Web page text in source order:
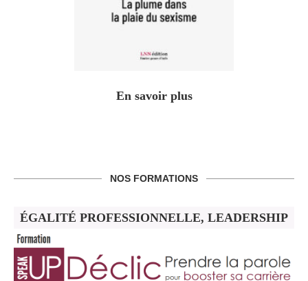
En savoir plus
NOS FORMATIONS
ÉGALITÉ PROFESSIONNELLE, LEADERSHIP